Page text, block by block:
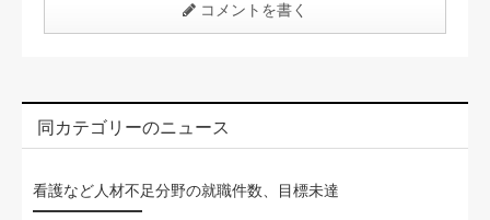
コメントを書く
同カテゴリーのニュース
看護など人材不足分野の就職件数、目標未達